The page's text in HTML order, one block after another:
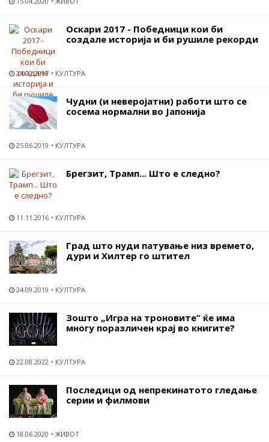
Оскари 2017 - Победници кои би
создале историја и би рушиле рекорди
24.02.2017 КУЛТУРА
Чудни (и неверојатни) работи што се
сосема нормални во Јапонија
25.06.2019 КУЛТУРА
Брегзит, Трамп... Што е следно?
11.11.2016 КУЛТУРА
Град што нуди патување низ времето,
дури и Хилтер го штител
24.09.2019 КУЛТУРА
Зошто „Игра на троновите“ ќе има
многу поразличен крај во книгите?
22.08.2022 КУЛТУРА
Последици од непрекинатото гледање
серии и филмови
18.06.2020 ЖИВОТ